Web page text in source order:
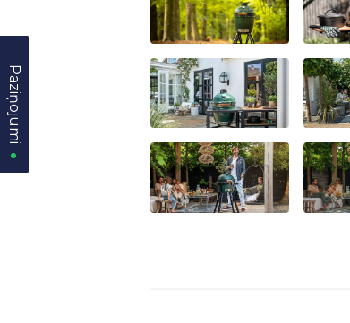
Paziņojumi
Paziņojumi